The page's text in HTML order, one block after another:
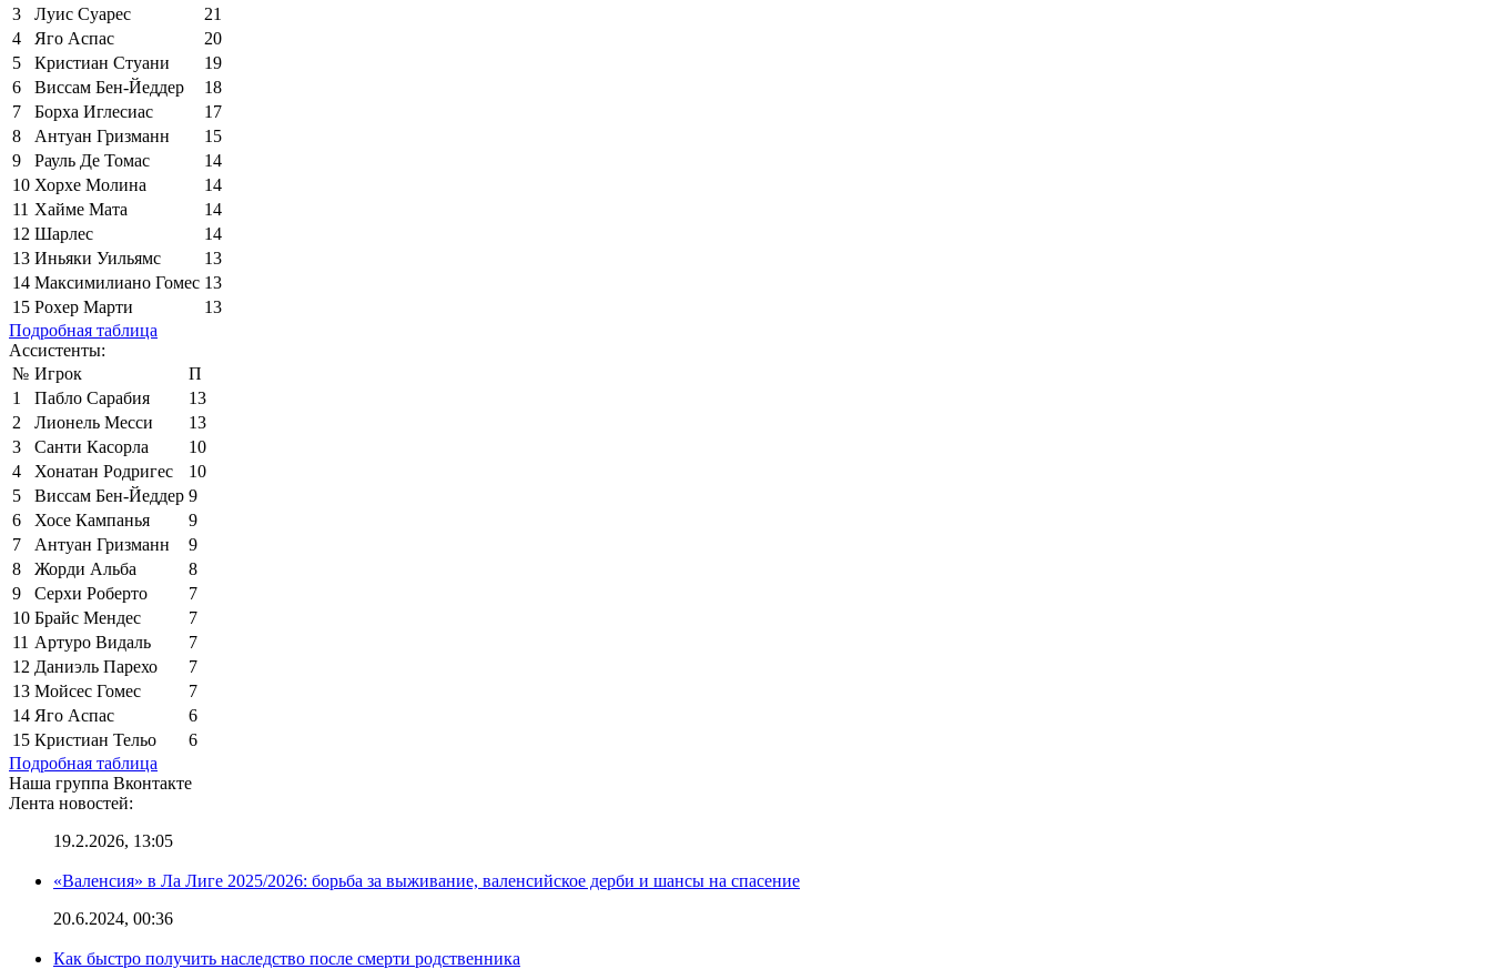
3
Луис Суарес
21
4
Яго Аспас
20
5
Кристиан Стуани
19
6
Виссам Бен-Йеддер
18
7
Борха Иглесиас
17
8
Антуан Гризманн
15
9
Рауль Де Томас
14
10 Хорхе Молина
14
11 Хайме Мата
14
12 Шарлес
14
13 Иньяки Уильямс
13
14 Максимилиано Гомес 13
15 Рохер Марти
13
Подробная таблица
Ассистенты:
№ Игрок
П
1
Пабло Сарабия
13
2
Лионель Месси
13
3
Санти Касорла
10
4
Хонатан Родригес
10
5
Виссам Бен-Йеддер 9
6
Хосе Кампанья
9
7
Антуан Гризманн
9
8
Жорди Альба
8
9
Серхи Роберто
7
10 Брайс Мендес
7
11 Артуро Видаль
7
12 Даниэль Парехо
7
13 Мойсес Гомес
7
14 Яго Аспас
6
15 Кристиан Тельо
6
Подробная таблица
Наша группа Вконтакте
Лента новостей:
19.2.2026, 13:05
«Валенсия» в Ла Лиге 2025/2026: борьба за выживание, валенсийское дерби и шансы на спасение
20.6.2024, 00:36
Как быстро получить наследство после смерти родственника